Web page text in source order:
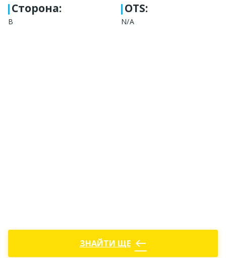
Сторона:
B
OTS:
N/A
ЗНАЙТИ ЩЕ west